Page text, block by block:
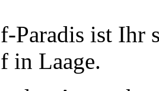
Paradis ist Ihr
in Laage.